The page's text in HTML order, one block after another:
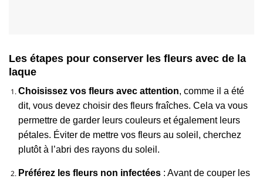
Les étapes pour conserver les fleurs avec de la
laque
Choisissez vos fleurs avec attention, comme il a été
dit, vous devez choisir des fleurs fraîches. Cela va vous
permettre de garder leurscouleurs et également leurs
pétales. Éviter de mettre vos fleurs au soleil, cherchez
plutôt à l’abri des rayons du soleil.
Préférez les fleurs non infectées: Avant de couper les